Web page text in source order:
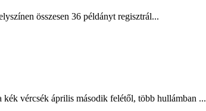
összesen 36 példányt regisztrál...
vércsék április második felétől, több hullámban ...